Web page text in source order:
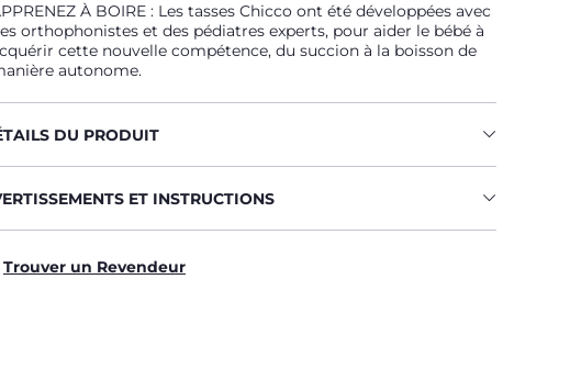
À BOIRE : Les tasses Chicco ont été développées avec
orthophonistes et des pédiatres experts, pour aider le bébé à
cette nouvelle compétence, du succion à la boisson de
autonome.
DU PRODUIT
ET INSTRUCTIONS
Trouver un Revendeur